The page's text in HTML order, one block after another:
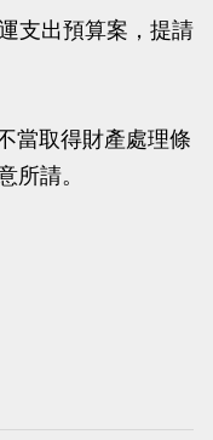
支出預算案，提請
取得財產處理條
所請。